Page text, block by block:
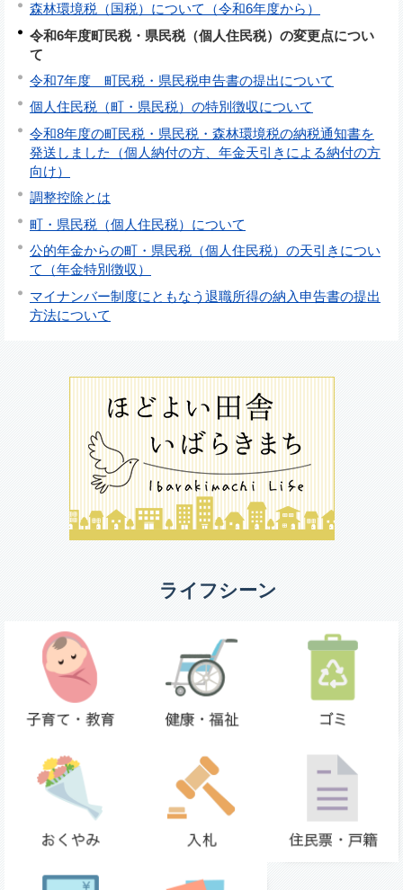
森林環境税（国税）について（令和6年度から）
令和6年度町民税・県民税（個人住民税）の変更点につい
て
令和7年度 町民税・県民税申告書の提出について
個人住民税（町・県民税）の特別徴収について
令和8年度の町民税・県民税・森林環境税の納税通知書を
発送しました（個人納付の方、年金天引きによる納付の方
向け）
調整控除とは
町・県民税（個人住民税）について
公的年金からの町・県民税（個人住民税）の天引きについ
て（年金特別徴収）
マイナンバー制度にともなう退職所得の納入申告書の提出
方法について
ライフシーン